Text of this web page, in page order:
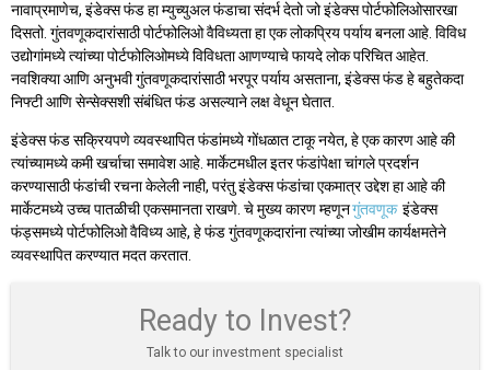
नावाप्रमाणेच, इंडेक्स फंड हा म्युच्युअल फंडाचा संदर्भ देतो जो इंडेक्स पोर्टफोलिओसारखा
दिसतो. गुंतवणूकदारांसाठी पोर्टफोलिओ वैविध्यता हा एक लोकप्रिय पर्याय बनला आहे. विविध
उद्योगांमध्ये त्यांच्या पोर्टफोलिओमध्ये विविधता आणण्याचे फायदे लोक परिचित आहेत.
नवशिक्या आणि अनुभवी गुंतवणूकदारांसाठी भरपूर पर्याय असताना, इंडेक्स फंड हे बहुतेकदा
निफ्टी आणि सेन्सेक्सशी संबंधित फंड असल्याने लक्ष वेधून घेतात.
इंडेक्स फंड सक्रियपणे व्यवस्थापित फंडांमध्ये गोंधळात टाकू नयेत, हे एक कारण आहे की
त्यांच्यामध्ये कमी खर्चाचा समावेश आहे. मार्केटमधील इतर फंडांपेक्षा चांगले प्रदर्शन
करण्यासाठी फंडांची रचना केलेली नाही, परंतु इंडेक्स फंडांचा एकमात्र उद्देश हा आहे की
मार्केटमध्ये उच्च पातळीची एकसमानता राखणे. चे मुख्य कारण म्हणूनगुंतवणूक इंडेक्स
फंड्समध्ये पोर्टफोलिओ वैविध्य आहे, हे फंड गुंतवणूकदारांना त्यांच्या जोखीम कार्यक्षमतेने
व्यवस्थापित करण्यात मदत करतात.
Ready to Invest?
Talk to our investment specialist